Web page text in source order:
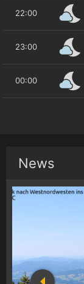
22:00
23:00
00:00
News